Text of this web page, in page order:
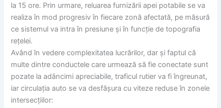
la 15 ore. Prin urmare, reluarea furnizării apei potabile se va
realiza în mod progresiv în fiecare zonă afectată, pe măsură
ce sistemul va intra în presiune și în funcție de topografia
rețelei.
Având în vedere complexitatea lucrărilor, dar și faptul că
multe dintre conductele care urmează să fie conectate sunt
pozate la adâncimi apreciabile, traficul rutier va fi îngreunat,
iar circulația auto se va desfășura cu viteze reduse în zonele
intersecțiilor: